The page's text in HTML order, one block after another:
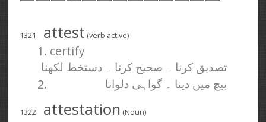
1321 attest (verb active)
1. certify
تصدیق کرنا ۔ صحیح کرنا ۔ دستخط لکھنا
2. بیچ میں دینا ۔ گواہی دلوانا
1322 attestation (Noun)